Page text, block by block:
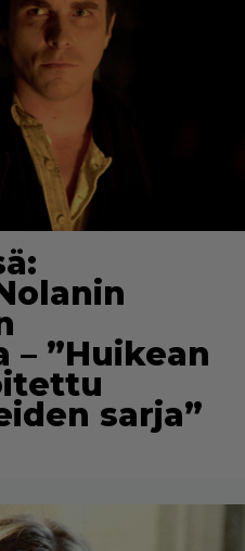
”Huikean
sarja”